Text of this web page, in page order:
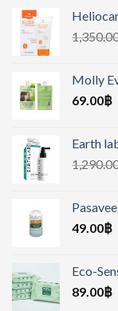
Molly
69.00฿
Earth
49.00฿
Eco-
89.00฿